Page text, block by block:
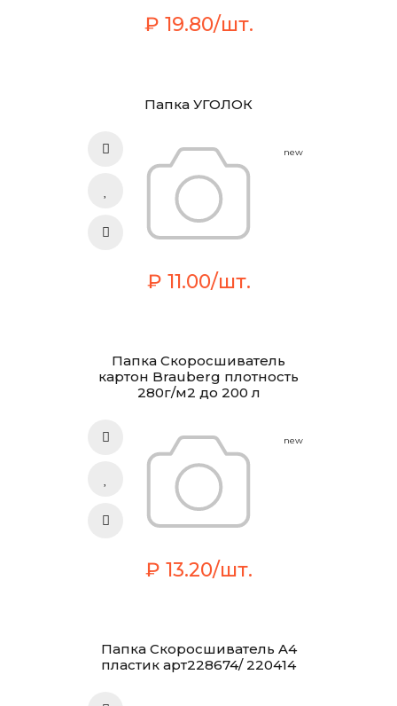
₽ 19.80/шт.
Папка УГОЛОК
new
₽ 11.00/шт.
Папка Скоросшиватель
картон Brauberg плотность
280г/м2 до 200 л
new
₽ 13.20/шт.
Папка Скоросшиватель A4
пластик арт228674/ 220414